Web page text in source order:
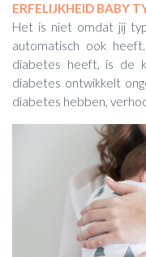
ERFELIJKHEID BABY
Het is niet omdat jij
automatisch ook
diabetes heeft, is de
diabetes ontwikkelt
diabetes hebben,